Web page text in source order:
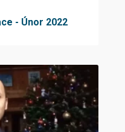
- Únor 2022